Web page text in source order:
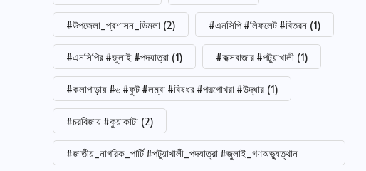
#উপজেলা_প্রশাসন_ডিমলা (2) #এনসিপি #লিফলেট #বিতরন (1)
#এনসিপির #জুলাই #পদযাত্রা (1) #কক্সবাজার #পটুয়াখালী (1)
#কলাপাড়ায় #৬ #ফুট #লম্বা #বিষধর #পদ্মগোখরা #উদ্ধার (1)
#চরবিজায় #কুয়াকাটা (2)
#জাতীয়_নাগরিক_পার্টি #পটুয়াখালী_পদযাত্রা #জুলাই_গণঅভ্যুত্থান